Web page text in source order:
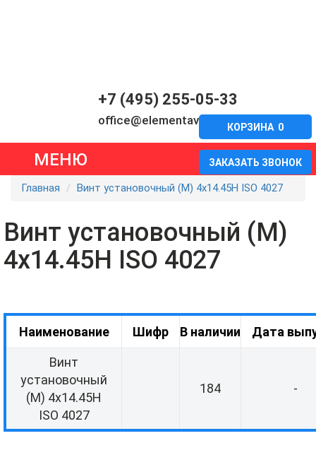
+7 (495) 255-05-33
office@elementavia.ru
ЗАКАЗАТЬ ЗВОНОК
КОРЗИНА 0
МЕНЮ
Главная Винт установочный (М) 4х14.45Н ISO 4027
Винт установочный (М)
4х14.45Н ISO 4027
Наименование Шифр В наличии Дата
Винт
установочный
(М) 4х14.45Н
ISO 4027
184 -